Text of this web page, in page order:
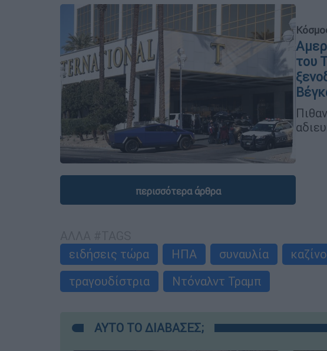
του
περισσότερα άρθρα
ειδήσεις τώρα
ΗΠΑ συναυλία καζίνο
τραγουδίστρια
Ντόναλντ Τραμπ
ΑΥΤΟ ΤΟ ΔΙΑΒΑΣΕΣ;